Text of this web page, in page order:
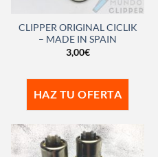
CLIPPER ORIGINAL CICLIK
– MADE IN SPAIN
3,00€
HAZ TU OFERTA